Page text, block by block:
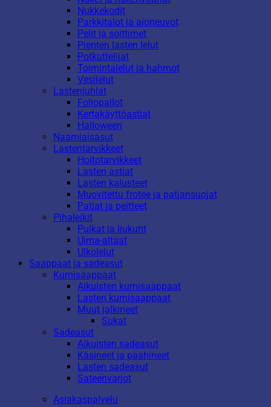
Nukkekodit
Parkkitalot ja ajoneuvot
Pelit ja soittimet
Pienten lasten lelut
Potkuttelijat
Toimintalelut ja hahmot
Vesilelut
Lastenjuhlat
Foliopallot
Kertakäyttöastiat
Halloween
Naamiaisasut
Lastentarvikkeet
Hoitotarvikkeet
Lasten astiat
Lasten kalusteet
Muovitettu frotee ja patjansuojat
Patjat ja peitteet
Pihaleikit
Pulkat ja liukurit
Uima-altaat
Ulkolelut
Saappaat ja sadeasut
Kumisaappaat
Aikuisten kumisaappaat
Lasten kumisaappaat
Muut jalkineet
Sukat
Sadeasut
Aikuisten sadeasut
Käsineet ja päähineet
Lasten sadeasut
Sateenvarjot
Asiakaspalvelu